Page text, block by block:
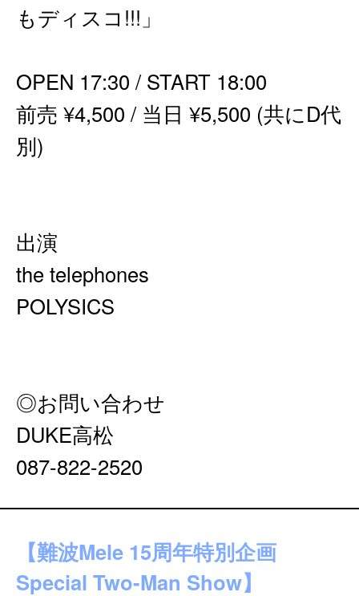
もディスコ!!!」
OPEN 17:30 / START 18:00
前売 ¥4,500 / 当日 ¥5,500 (共にD代
別)
出演
the telephones
POLYSICS
◎お問い合わせ
DUKE高松
087-822-2520
【難波Mele 15周年特別企画
Special Two-Man Show】